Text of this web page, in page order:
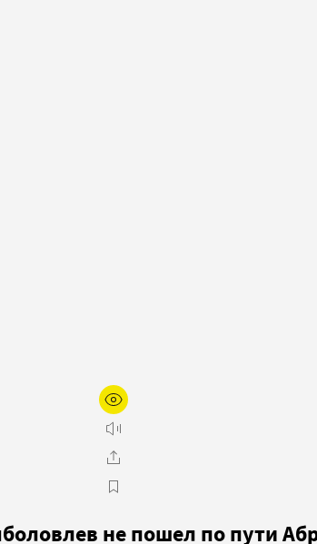
не пошел по пути